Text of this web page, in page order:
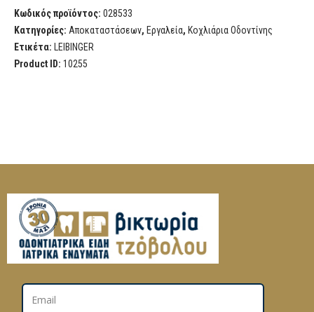
Κωδικός προϊόντος: 028533
Κατηγορίες: Αποκαταστάσεων, Εργαλεία, Κοχλιάρια Οδοντίνης
Ετικέτα:
LEIBINGER
Product ID: 10255